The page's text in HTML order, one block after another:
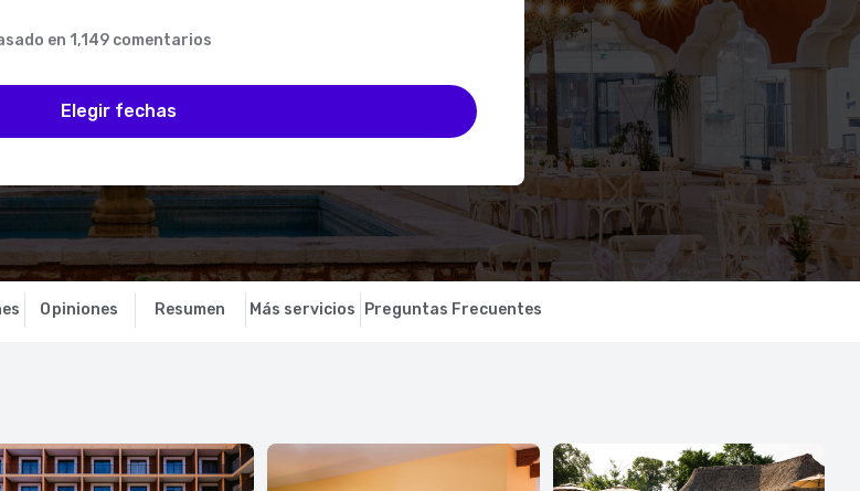
en 1,149 comentarios
Elegir fechas
Opiniones Resumen Más servicios Preguntas Frecuentes